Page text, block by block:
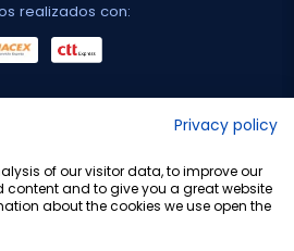
realizados con:
Privacy policy
of our visitor data, to improve our
content and to give you a great website
about the cookies we use open the